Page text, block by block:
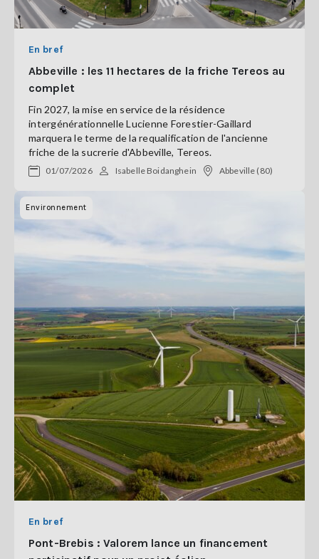
En bref
Abbeville : les 11 hectares de la friche Tereos au
complet
Fin 2027, la mise en service de la résidence
intergénérationnelle Lucienne Forestier-Gaillard
marquera le terme de la requalification de l'ancienne
friche de la sucrerie d'Abbeville, Tereos.
01/07/2026 Isabelle Boidanghein Abbeville (80)
Environnement
En bref
Pont-Brebis : Valorem lance un financement